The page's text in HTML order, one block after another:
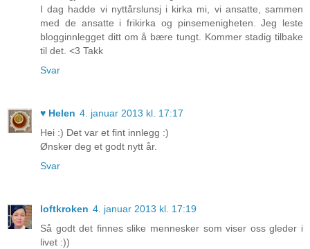
I dag hadde vi nyttårslunsj i kirka mi, vi ansatte, sammen
med de ansatte i frikirka og pinsemenigheten. Jeg leste
blogginnlegget ditt om å bære tungt. Kommer stadig tilbake
til det. <3 Takk
Svar
♥ Helen 4. januar 2013 kl. 17:17
Hei :) Det var et fint innlegg :)
Ønsker deg et godt nytt år.
Svar
loftkroken 4. januar 2013 kl. 17:19
Så godt det finnes slike mennesker som viser oss gleder i
livet :))